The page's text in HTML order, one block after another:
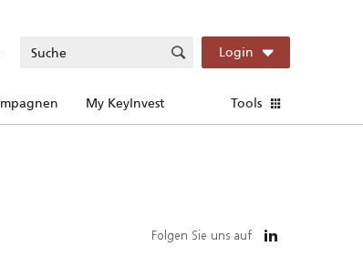
Login
My KeyInvest Tools
Folgen Sie uns auf